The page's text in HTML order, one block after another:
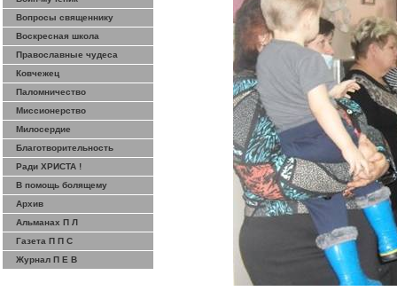
Вопросы священнику
Воскресная школа
Православные чудеса
Ковчежец
Паломничество
Миссионерство
Милосердие
Благотворительность
Ради ХРИСТА !
В помощь болящему
Архив
Альманах П Л
Газета П П С
Журнал П Е В